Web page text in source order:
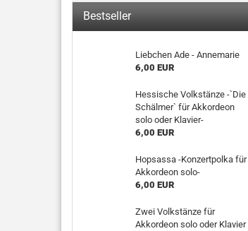
Bestseller
Liebchen Ade - Annemarie
6,00 EUR
Hessische Volkstänze -`Die
Schälmer` für Akkordeon
solo oder Klavier-
6,00 EUR
Hopsassa -Konzertpolka für
Akkordeon solo-
6,00 EUR
Zwei Volkstänze für
Akkordeon solo oder Klavier